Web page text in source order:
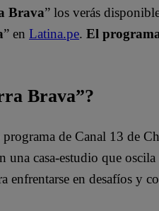
Brava” los verás
” en Latina.pe. El
Brava”?
programa de Canal 13 de
una casa-estudio que
en desafíos y